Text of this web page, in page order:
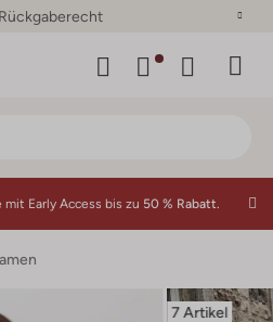
mit Early Access bis zu 50 % Rabatt.
7 Artikel